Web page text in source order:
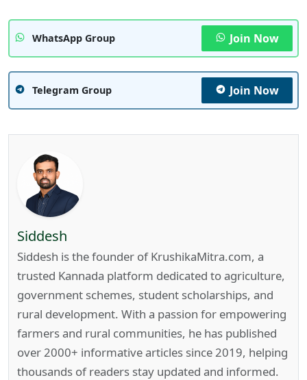
WhatsApp Group Join Now
Telegram Group Join Now
Siddesh
Siddesh is the founder of KrushikaMitra.com, a
trusted Kannada platform dedicated to agriculture,
government schemes, student scholarships, and
rural development. With a passion for empowering
farmers and rural communities, he has published
over 2000+ informative articles since 2019, helping
thousands of readers stay updated and informed.